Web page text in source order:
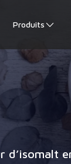
Produits
d’isomalt